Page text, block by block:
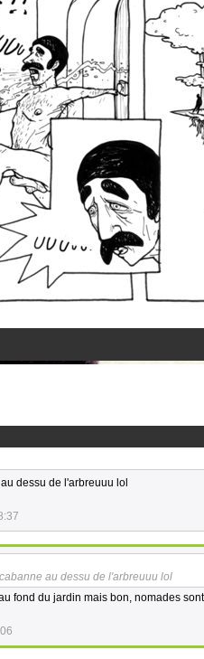
dessu de l'arbreuuu lol
au dessu de l'arbreuuu lol
fond du jardin mais bon, nomades